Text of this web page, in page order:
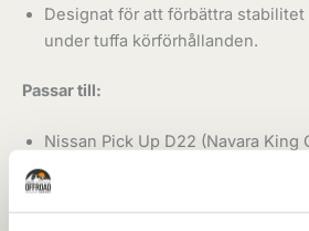
Designat för att förbättra
under tuffa körförhållanden.
Passar till:
Nissan Pick Up D22 (Navara King
Ett oumbärligt kit för dig som vill
Navara fortsätter att leverera pålitlig